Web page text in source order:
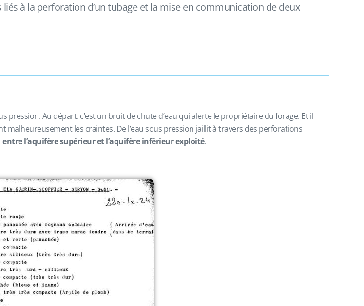
à la perforation d’un tubage et la mise en communication de deux
pression. Au départ, c’est un bruit de chute d’eau qui alerte le propriétaire du forage. Et il
les craintes. De l’eau sous pression jaillit à travers des perforations
l’aquifère supérieur et l’aquifère inférieur exploité.